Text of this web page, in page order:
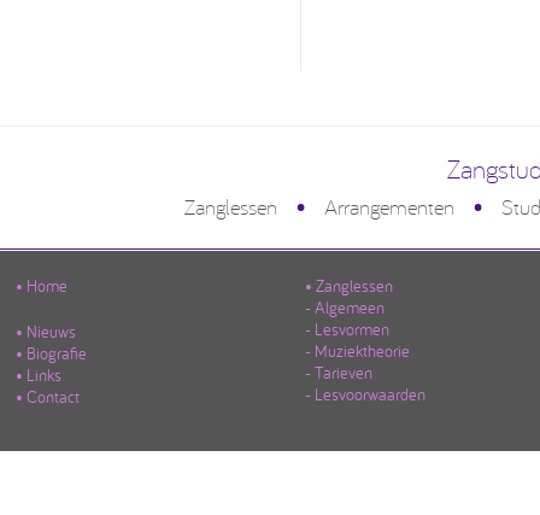
Zanglessen • Arrangementen •
• Home
• Nieuws
• Biografie
• Links
• Contact
• Zanglessen
- Algemeen
- Lesvormen
- Muziektheorie
- Tarieven
- Lesvoorwaarden